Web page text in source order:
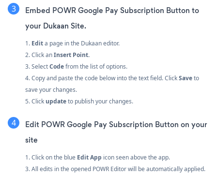
Embed POWR Google Pay Subscription Button to
your Dukaan Site.
1. Edita page in the Dukaan editor.
2. Click anInsert Point.
3. SelectCodefrom the list of options.
4. Copy and paste the code below into the text field. ClickSaveto
save your changes.
5. Click updateto publish your changes.
Edit POWR Google Pay Subscription Button on your
site
1. Click on the blue Edit App icon seen above the app.
3. All edits in the opened POWR Editor will be automatically applied.